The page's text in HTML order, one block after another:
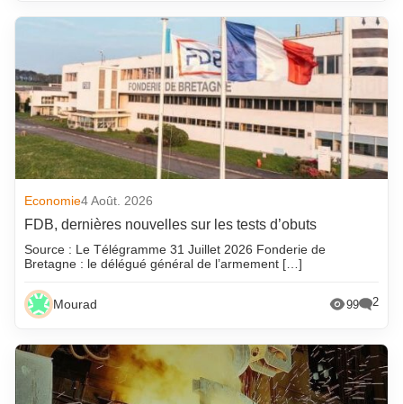
Economie4 Août. 2026
FDB, dernières nouvelles sur les tests d’obuts
Source : Le Télégramme 31 Juillet 2026 Fonderie de
Bretagne : le délégué général de l’armement […]
Mourad 99 2